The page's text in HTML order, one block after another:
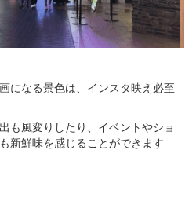
になる景色は、インスタ映え必至
も風変りしたり、イベントやショ
新鮮味を感じることができます